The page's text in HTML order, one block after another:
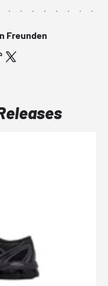
Freunden